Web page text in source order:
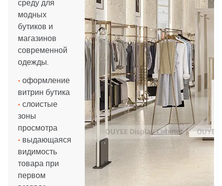
среду для
модных
бутиков и
магазинов
современной
одежды.
• оформление
витрин бутика
• слоистые
зоны
просмотра
• выдающаяся
видимость
товара при
первом